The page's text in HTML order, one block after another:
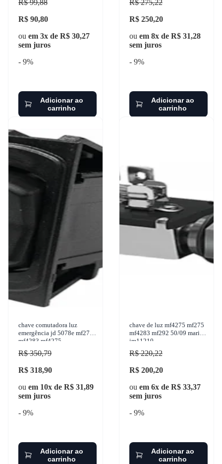
R$ 99,88
R$ 90,80
ou em 3x de R$ 30,27
sem juros
- 9%
Adicionar ao
carrinho
R$ 275,22
R$ 250,20
ou em 8x de R$ 31,28
sem juros
- 9%
Adicionar ao
carrinho
chave comutadora luz
emergência jd 5078e mf275
mf4283 mf4275
R$ 350,79
R$ 318,90
ou em 10x de R$ 31,89
sem juros
- 9%
Adicionar ao
carrinho
chave de luz mf4275 mf275
mf4283 mf292 50/09 marilia
im11210
R$ 220,22
R$ 200,20
ou em 6x de R$ 33,37
sem juros
- 9%
Adicionar ao
carrinho